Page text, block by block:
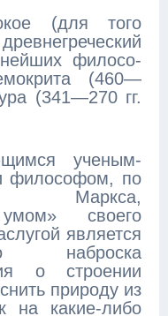
(для того
филосо-
(460—
(341—270 гг.
ученым-
философом, по
умом» своего
является
наброска
о строении
природу из
на какие-либо